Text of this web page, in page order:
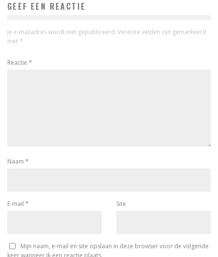
GEEF EEN REACTIE
Je e-mailadres wordt niet gepubliceerd. Vereiste velden zijn gemarkeerd
met *
Reactie *
Naam *
E-mail * Site
Mijn naam, e-mail en site opslaan in deze browser voor de volgende